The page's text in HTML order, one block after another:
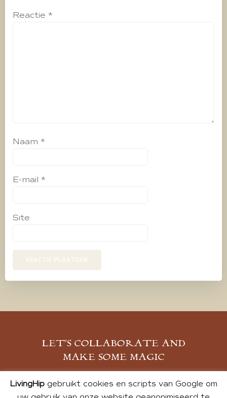
Reactie *
Naam *
E-mail *
Site
LET’S COLLABORATE AND
MAKE SOME MAGIC
MELD JE AAN
LivingHipgebruikt cookies en scripts van Google om